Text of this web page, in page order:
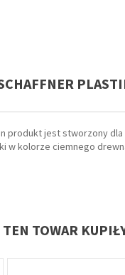
produkt jest stworzony dla
w kolorze ciemnego
TOWAR